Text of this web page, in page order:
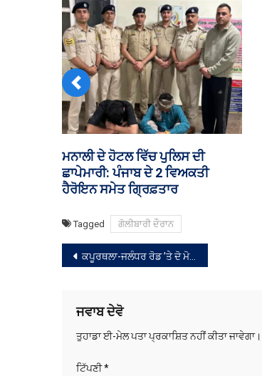
‘ਇਹ ਮੂੰਹ ਦਿਖਾਈ ਹੈ, ਰੋਕਾ ਨਹੀਂ..’;
ਸੁਖਬੀਰ-ਮੋਦੀ ਦੀ ਮੁਲਾਕਾਤ ’ਤੇ ਬੋਲੇ
ਨਰੇਸ਼ ਗੁਜਰਾਲ
Previous
Tagged ਗੋਲੀਬਾਰੀ ਦੌਰਾਨ
ਸੰਪਾਦਨਾ
ਕਪੂਰਥਲਾ-ਜਲੰਧਰ ਰੋਡ ’ਤੇ ਦੋ ਮੋਟਰਸਾਈਕਲਾਂ ਦੀ ਆਹਮੋ-ਸਾਹਮਣੇ ਟੱਕਰ, ਦੋ ਲੋਕਾਂ ਦੀ ਮੌਤ
ਜਵਾਬ ਦੇਵੋ
ਤੁਹਾਡਾ ਈ-ਮੇਲ ਪਤਾ ਪ੍ਰਕਾਸ਼ਿਤ ਨਹੀਂ ਕੀਤਾ ਜਾਵੇਗਾ।
ਟਿੱਪਣੀ*